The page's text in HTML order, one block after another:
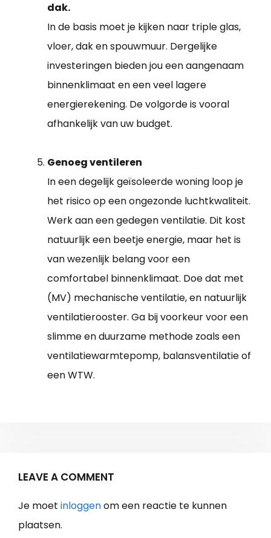
dak.
In de basis moet je kijken naar triple glas,
vloer, dak en spouwmuur. Dergelijke
investeringen bieden jou een aangenaam
binnenklimaat en een veel lagere
energierekening. De volgorde is vooral
afhankelijk van uw budget.
Genoeg ventileren
In een degelijk geïsoleerde woning loop je
het risico op een ongezonde luchtkwaliteit.
Werk aan een gedegen ventilatie. Dit kost
natuurlijk een beetje energie, maar het is
van wezenlijk belang voor een
comfortabel binnenklimaat. Doe dat met
(MV) mechanische ventilatie, en natuurlijk
ventilatierooster. Ga bij voorkeur voor een
slimme en duurzame methode zoals een
ventilatiewarmtepomp, balansventilatie of
een WTW.
LEAVE A COMMENT
Je moet inloggenom een reactie te kunnen
plaatsen.